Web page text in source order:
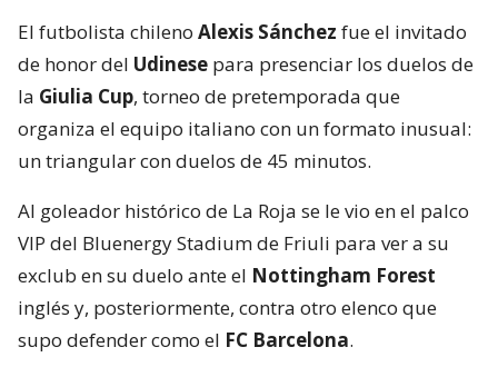
El futbolista chileno Alexis Sánchez fue el invitado
de honor del Udinese para presenciar los duelos de
la Giulia Cup, torneo de pretemporada que
organiza el equipo italiano con un formato inusual:
un triangular con duelos de 45 minutos.
Al goleador histórico de La Roja se le vio en el palco
VIP del Bluenergy Stadium de Friuli para ver a su
exclub en su duelo ante el Nottingham Forest
inglés y, posteriormente, contra otro elenco que
supo defender como el FC Barcelona.